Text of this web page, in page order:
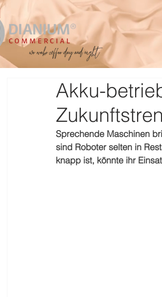
Akku-
Sprechende Maschinen
sind Roboter selten in
knapp ist, könnte ihr